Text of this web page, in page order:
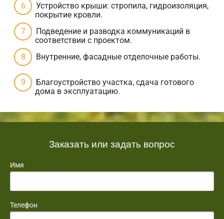
Устройство крыши: стропила, гидроизоляция,
покрытие кровли.
Подведение и разводка коммуникаций в
соответствии с проектом.
Внутренние, фасадные отделочные работы.
Благоустройство участка, сдача готового
дома в эксплуатацию.
Заказать или задать вопрос
Имя
Телефон